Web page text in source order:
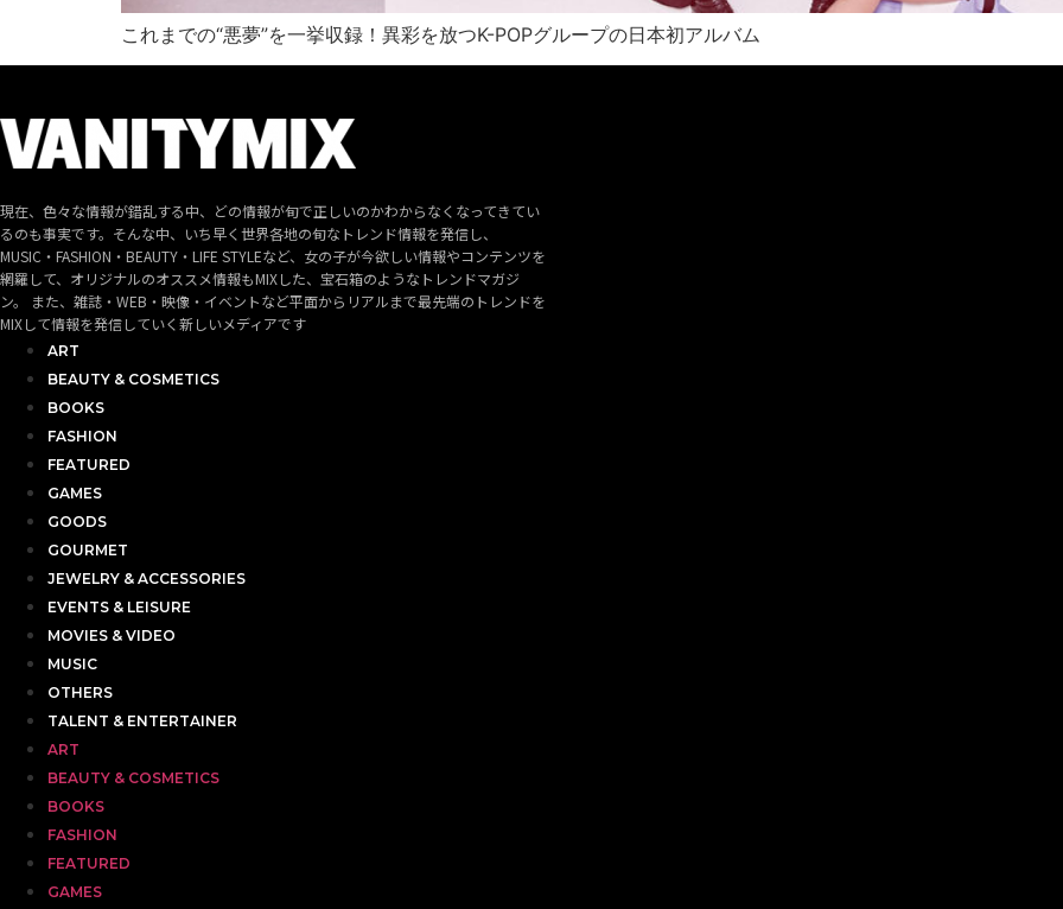
これまでの“悪夢”を一挙収録！異彩を放つK-POPグループの日本初アルバム
現在、色々な情報が錯乱する中、どの情報が旬で正しいのかわからなくなってきてい
るのも事実です。そんな中、いち早く世界各地の旬なトレンド情報を発信し、
MUSIC・FASHION・BEAUTY・LIFE STYLEなど、女の子が今欲しい情報やコンテンツを
網羅して、オリジナルのオススメ情報もMIXした、宝石箱のようなトレンドマガジ
ン。 また、雑誌・WEB・映像・イベントなど平面からリアルまで最先端のトレンドを
MIXして情報を発信していく新しいメディアです
ART
BEAUTY & COSMETICS
BOOKS
FASHION
FEATURED
GAMES
GOODS
GOURMET
JEWELRY & ACCESSORIES
EVENTS & LEISURE
MOVIES & VIDEO
MUSIC
OTHERS
TALENT & ENTERTAINER
ART
BEAUTY & COSMETICS
BOOKS
FASHION
FEATURED
GAMES